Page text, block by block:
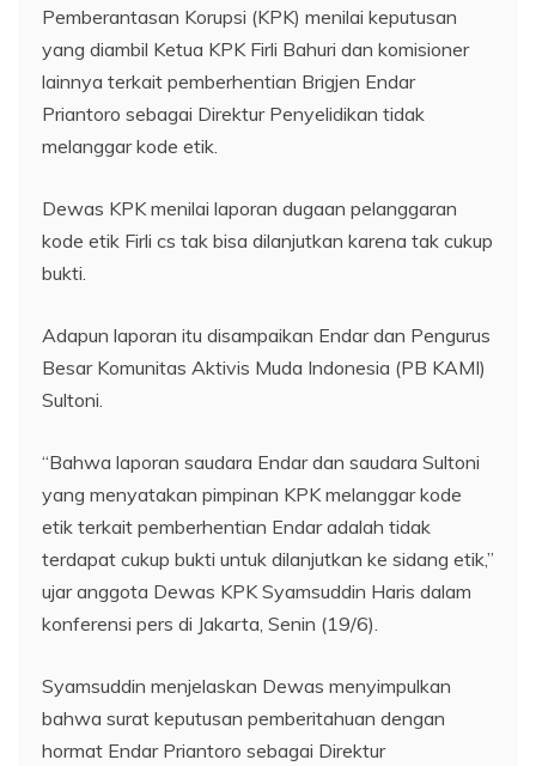
Pemberantasan Korupsi (KPK) menilai keputusan
yang diambil Ketua KPK Firli Bahuri dan komisioner
lainnya terkait pemberhentian Brigjen Endar
Priantoro sebagai Direktur Penyelidikan tidak
melanggar kode etik.
Dewas KPK menilai laporan dugaan pelanggaran
kode etik Firli cs tak bisa dilanjutkan karena tak cukup
bukti.
Adapun laporan itu disampaikan Endar dan Pengurus
Besar Komunitas Aktivis Muda Indonesia (PB KAMI)
Sultoni.
“Bahwa laporan saudara Endar dan saudara Sultoni
yang menyatakan pimpinan KPK melanggar kode
etik terkait pemberhentian Endar adalah tidak
terdapat cukup bukti untuk dilanjutkan ke sidang etik,”
ujar anggota Dewas KPK Syamsuddin Haris dalam
konferensi pers di Jakarta, Senin (19/6).
Syamsuddin menjelaskan Dewas menyimpulkan
bahwa surat keputusan pemberitahuan dengan
hormat Endar Priantoro sebagai Direktur